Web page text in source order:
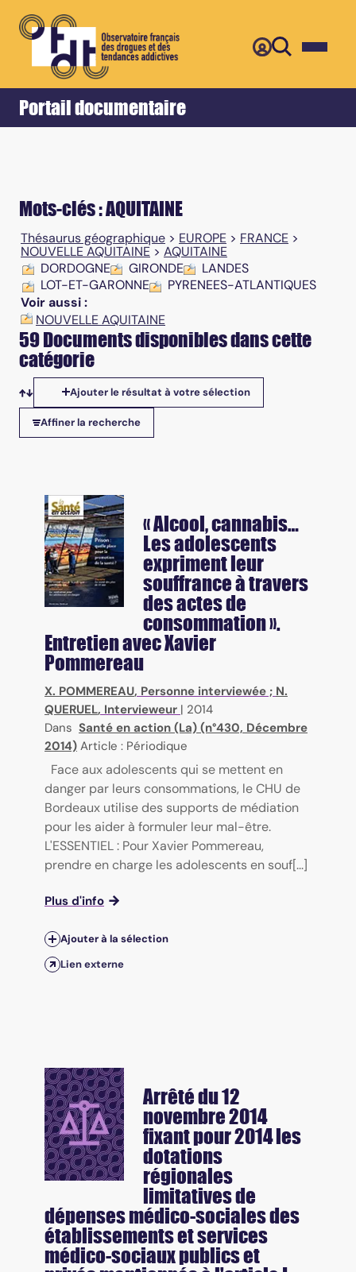
Portail documentaire
Accueil Retour
Mots-clés : AQUITAINE
Thésaurus géographique > EUROPE > FRANCE >
NOUVELLE AQUITAINE > AQUITAINE
DORDOGNE
GIRONDE
LANDES
LOT-ET-GARONNE
PYRENEES-ATLANTIQUES
Voir aussi :
NOUVELLE AQUITAINE
59 Documents disponibles dans cette
catégorie
Tris disponibles
Ajouter le résultat à votre sélection
Affiner la recherche
« Alcool, cannabis…
Les adolescents
expriment leur
souffrance à travers
des actes de
consommation ».
Entretien avec Xavier
Pommereau
X. POMMEREAU, Personne interviewée ; N.
QUERUEL, Intervieweur | 2014
Dans Santé en action (La) (n°430, Décembre
2014) Article : Périodique
Face aux adolescents qui se mettent en
danger par leurs consommations, le CHU de
Bordeaux utilise des supports de médiation
pour les aider à formuler leur mal-être.
L'ESSENTIEL : Pour Xavier Pommereau,
prendre en charge les adolescents en souf[...]
Plus d'info
Ajouter à la sélection
Lien externe
Arrêté du 12
novembre 2014
fixant pour 2014 les
dotations
régionales
limitatives de
dépenses médico-sociales des
établissements et services
médico-sociaux publics et